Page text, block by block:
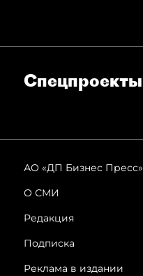
Спец­проекты
АО «ДП Бизнес Пресс»
О СМИ
Редакция
Подписка
Реклама в издании